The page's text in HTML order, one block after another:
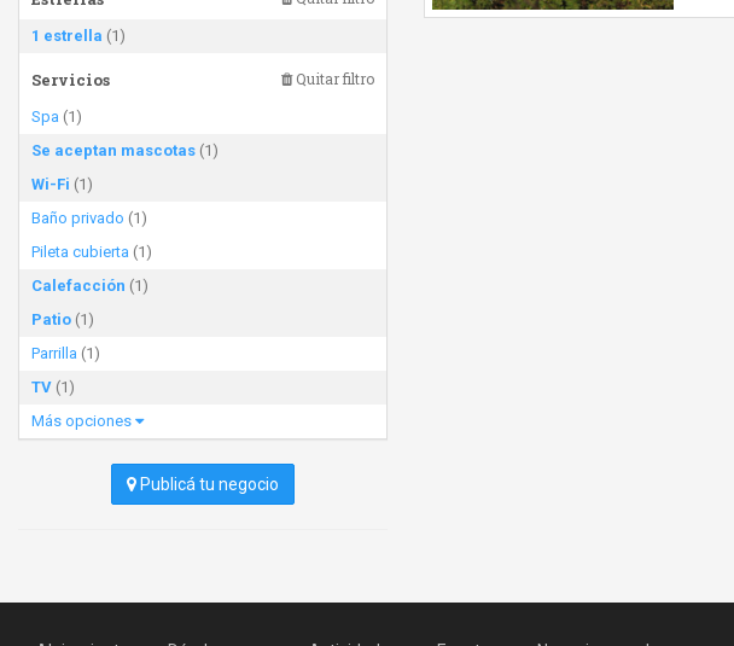
1 estrella (1)
Servicios Quitar filtro
Spa (1)
Se aceptan mascotas (1)
Wi-Fi (1)
Baño privado (1)
Pileta cubierta (1)
Calefacción (1)
Patio (1)
Parrilla (1)
TV (1)
Más opciones
Publicá tu negocio